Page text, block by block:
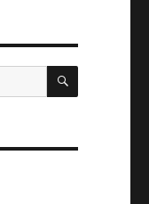
SZUKAJ